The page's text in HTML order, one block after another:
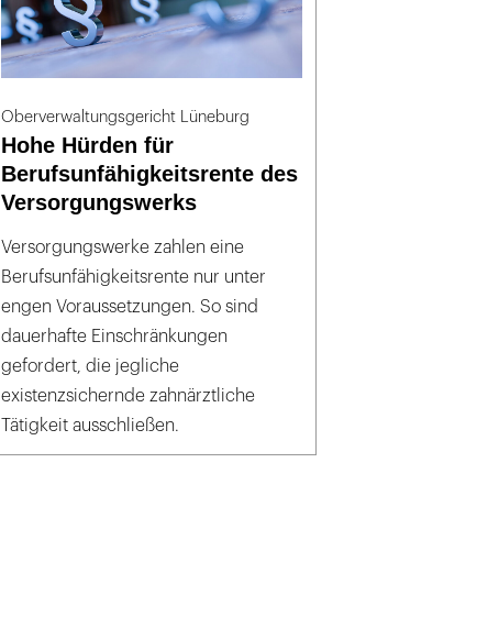
Oberverwaltungsgericht Lüneburg
Hohe Hürden für
Berufsunfähigkeitsrente des
Versorgungswerks
Versorgungswerke zahlen eine
Berufsunfähigkeitsrente nur unter
engen Voraussetzungen. So sind
dauerhafte Einschränkungen
gefordert, die jegliche
existenzsichernde zahnärztliche
Tätigkeit ausschließen.